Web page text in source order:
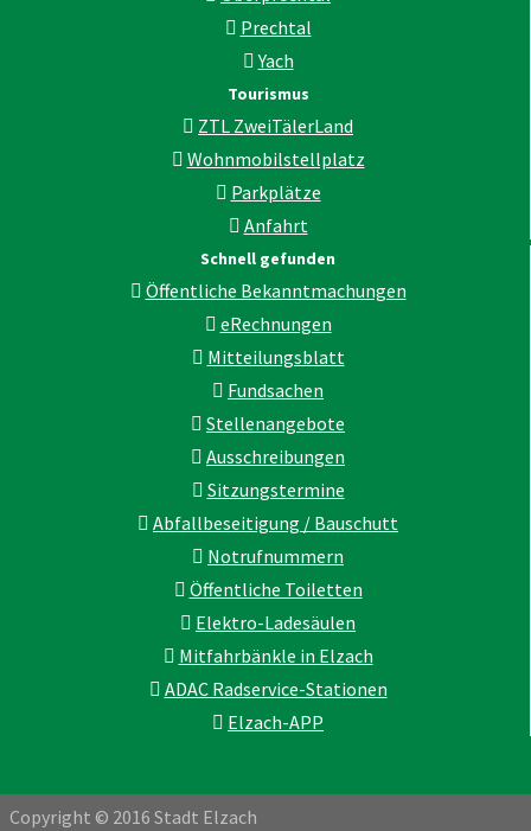
Prechtal
Yach
Tourismus
ZTL ZweiTälerLand
Wohnmobilstellplatz
Parkplätze
Anfahrt
Schnell gefunden
Öffentliche Bekanntmachungen
eRechnungen
Mitteilungsblatt
Fundsachen
Stellenangebote
Ausschreibungen
Sitzungstermine
Abfallbeseitigung / Bauschutt
Notrufnummern
Öffentliche Toiletten
Elektro-Ladesäulen
Mitfahrbänkle in Elzach
ADAC Radservice-Stationen
Elzach-APP
Copyright © 2016 Stadt Elzach